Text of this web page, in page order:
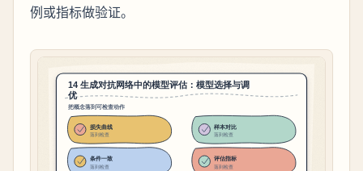
例或指标做验证。